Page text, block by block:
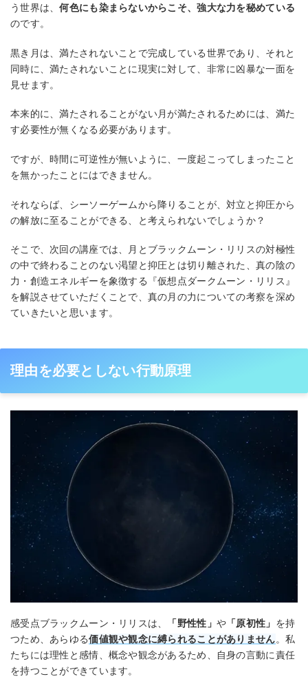
う世界は、何色にも染まらないからこそ、強大な力を秘めている
のです。
黒き月は、満たされないことで完成している世界であり、それと
同時に、満たされないことに現実に対して、非常に凶暴な一面を
見せます。
本来的に、満たされることがない月が満たされるためには、満た
す必要性が無くなる必要があります。
ですが、時間に可逆性が無いように、一度起こってしまったこと
を無かったことにはできません。
それならば、シーソーゲームから降りることが、対立と抑圧から
の解放に至ることができる、と考えられないでしょうか？
そこで、次回の講座では、月とブラックムーン・リリスの対極性
の中で終わることのない渇望と抑圧とは切り離された、真の陰の
力・創造エネルギーを象徴する『仮想点ダークムーン・リリス』
を解説させていただくことで、真の月の力についての考察を深め
ていきたいと思います。
理由を必要としない行動原理
感受点ブラックムーン・リリスは、 「野性性」 や 「原初性」 を持
つため、あらゆる価値観や観念に縛られることがありません。私
たちには理性と感情、概念や観念があるため、自身の言動に責任
を持つことができています。